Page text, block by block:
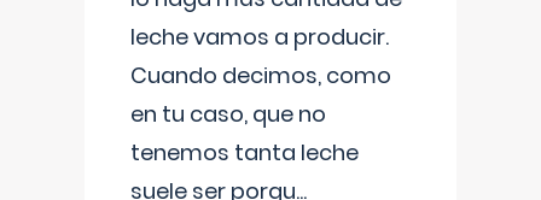
leche vamos a producir.
Cuando decimos, como
en tu caso, que no
tenemos tanta leche
suele ser porqu...